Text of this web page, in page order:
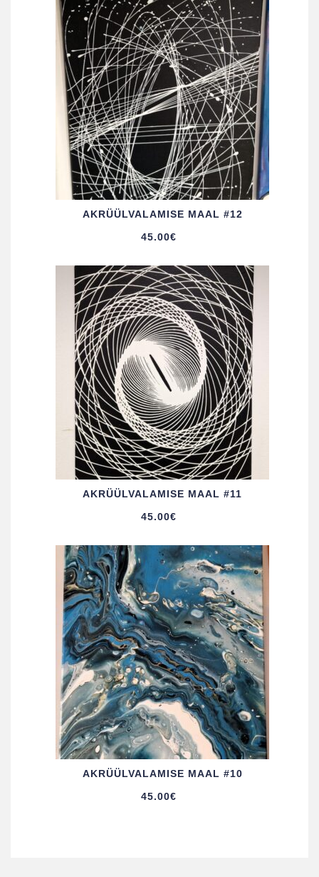
AKRÜÜL­VALAMISE MAAL #12
45.00€
AKRÜÜL­VALAMISE MAAL #11
45.00€
AKRÜÜL­VALAMISE MAAL #10
45.00€